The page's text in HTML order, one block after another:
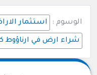
الوسوم : استثمار
شراء ارض في ارناؤوط